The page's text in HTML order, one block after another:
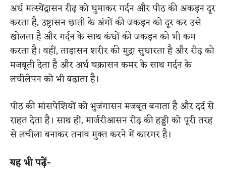
अर्ध मत्स्येंद्रासन रीढ़ को घुमाकर गर्दन और पीठ की अकड़न दूर
करता है, उष्ट्रासन छाती के अंगों की जकड़न को दूर कर उसे
खोलता है और गर्दन के साथ कंधों की जकड़न को भी कम
करता है। वहीं, ताड़ासन शरीर की मुद्रा सुधारता है और रीढ़ को
मजबूती देता है और अर्ध चक्रासन कमर के साथ गर्दन के
लचीलेपन को भी बढ़ाता है।
पीठ की मांसपेशियों को भुजंगासन मजबूत बनाता है और दर्द से
राहत देता है। साथ ही, मार्जरीआसन रीढ़ की हड्डी को पूरी तरह
से लचीला बनाकर तनाव मुक्त करने में कारगर है।
यह भी पढ़ें-